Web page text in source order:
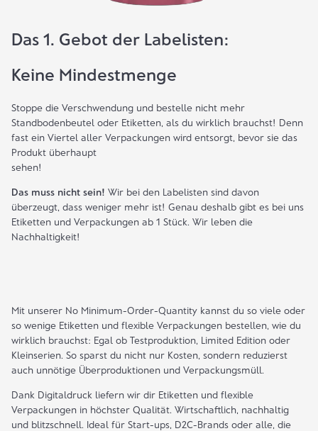
Das 1. Gebot der Labelisten:
Keine Mindestmenge
Stoppe die Verschwendung und bestelle nicht mehr
Standbodenbeutel oder Etiketten, als du wirklich brauchst! Denn
fast ein Viertel aller Verpackungen wird entsorgt, bevor sie das
Produkt überhaupt
sehen!
Das muss nicht sein! Wir bei den Labelisten sind davon
überzeugt, dass weniger mehr ist! Genau deshalb gibt es bei uns
Etiketten und Verpackungen ab 1 Stück. Wir leben die
Nachhaltigkeit!
Mit unserer No Minimum-Order-Quantity kannst du so viele oder
so wenige Etiketten und flexible Verpackungen bestellen, wie du
wirklich brauchst: Egal ob Testproduktion, Limited Edition oder
Kleinserien. So sparst du nicht nur Kosten, sondern reduzierst
auch unnötige Überproduktionen und Verpackungsmüll.
Dank Digitaldruck liefern wir dir Etiketten und flexible
Verpackungen in höchster Qualität. Wirtschaftlich, nachhaltig
und blitzschnell. Ideal für Start-ups, D2C-Brands oder alle, die